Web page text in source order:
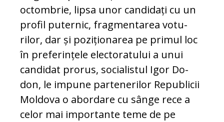
octombrie, lipsa unor can­didați cu un
profil pu­ternic, fragmentarea votu­
rilor, dar și poziționarea pe primul loc
în preferințele electoratului a unui
candidat prorus, socialistul Igor Do­
don, le impune partenerilor Republicii
Mol­dova o abordare cu sânge rece a
celor mai importante teme de pe